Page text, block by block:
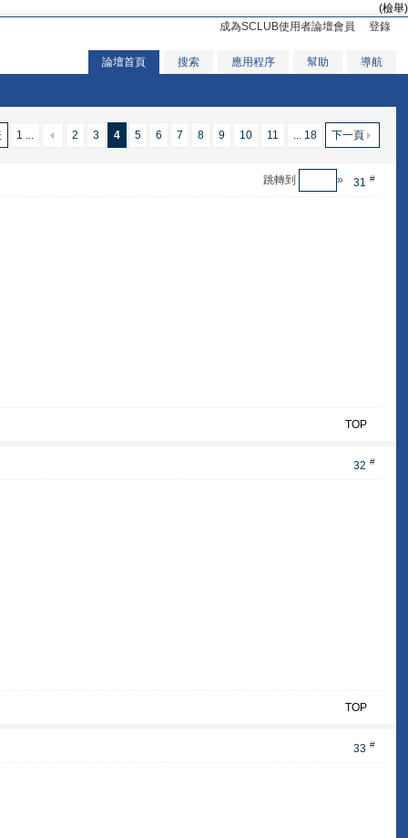
(檢舉)
成為SCLUB使用者論壇會員
登錄
論壇首頁 搜索 應用程序 幫助 導航
1 ... 2 3 4 5 6 7 8 9 10 11 ... 18 下一頁
31 #
跳轉到 »
TOP
32 #
TOP
33 #